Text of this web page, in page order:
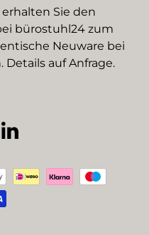
Sie den
bürostuhl24 zum
Neuware bei
auf Anfrage.
LinkedIn